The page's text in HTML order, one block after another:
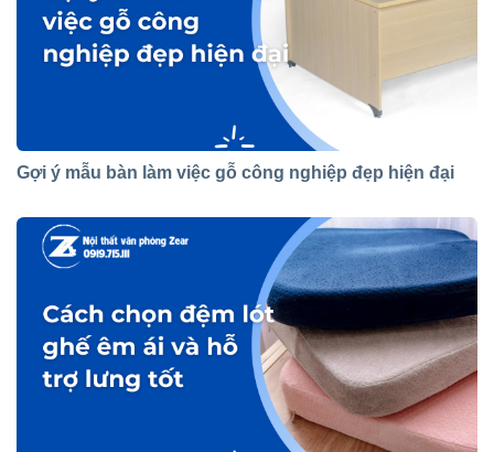
Gợi ý mẫu bàn làm việc gỗ công nghiệp đẹp hiện đại